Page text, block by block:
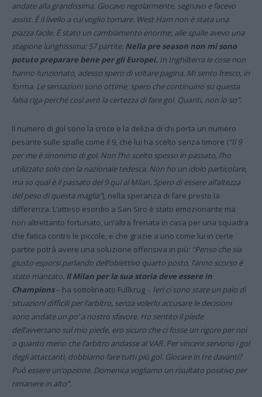
andate alla grandissima. Giocavo regolarmente, segnavo e facevo
assist. È il livello a cui voglio tornare. West Ham non è stata una
piazza facile. È stato un cambiamento enorme, alle spalle avevo una
stagione lunghissima: 57 partite. Nella pre season non mi sono
potuto preparare bene per gli Europei. In Inghilterra le cose non
hanno funzionato, adesso spero di voltare pagina. Mi sento fresco, in
forma. Le sensazioni sono ottime, spero che continuino su questa
falsa riga perché così avrò la certezza di fare gol. Quanti, non lo so”.
Il numero di gol sono la croce e la delizia di chi porta un numero
pesante sulle spalle come il 9, che lui ha scelto senza timore (“Il 9
per me è sinonimo di gol. Non l’ho scelto spesso in passato, l’ho
utilizzato solo con la nazionale tedesca. Non ho un idolo particolare,
ma so qual è il passato del 9 qui al Milan. Spero di essere all’altezza
del peso di questa maglia”), nella speranza di fare presto la
differenza. L’atteso esordio a San Siro è stato emozionante ma
non altrettanto fortunato, un’altra frenata in casa per una squadra
che fatica contro le piccole, e che grazie a uno come lui in certe
partite potrà avere una soluzione offensiva in più: “Penso che sia
giusto esporsi parlando dell’obiettivo quarto posto, l’anno scorso è
stato mancato. Il Milan per la sua storia deve essere in
Champions– ha sottolineato Fullkrug -. Ieri ci sono state un paio di
situazioni difficili per l’arbitro, senza volerlo accusare le decisioni
sono andate un po’ a nostro sfavore. Ho sentito il piede
dell’avversario sul mio piede, ero sicuro che ci fosse un rigore per noi
o quanto meno che l’arbitro andasse al VAR. Per vincere servono i gol
degli attaccanti, dobbiamo fare tutti più gol. Giocare in tre davanti?
Può essere un’opzione. Domenica vogliamo un risultato positivo per
rimanere in alto”.